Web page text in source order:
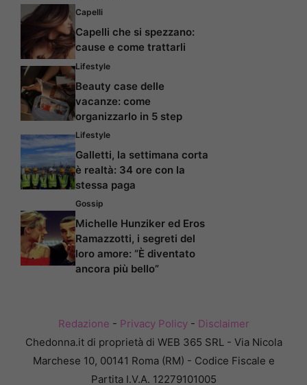
Capelli
Capelli che si spezzano:
cause e come trattarli
Lifestyle
Beauty case delle
vacanze: come
organizzarlo in 5 step
Lifestyle
Galletti, la settimana corta
è realtà: 34 ore con la
stessa paga
Gossip
Michelle Hunziker ed Eros
Ramazzotti, i segreti del
loro amore: “È diventato
ancora più bello”
Redazione - Privacy Policy- Disclaimer
Chedonna.it di proprietà di WEB 365 SRL - Via Nicola
Marchese 10, 00141 Roma (RM) - Codice Fiscale e
Partita I.V.A. 12279101005